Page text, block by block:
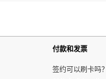
付款和发票
签约可以刷卡吗？